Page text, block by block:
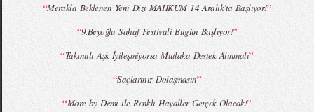
“Merakla Beklenen Yeni Dizi MAHKUM 14 Aralık’ta Başlıyor!”
“9.Beyoğlu Sahaf Festivali Bugün Başlıyor!”
“Takıntılı Aşk İyileşmiyorsa Mutlaka Destek Alınmalı”
“Saçlarınız Dolaşmasın”
“More by Demi ile Renkli Hayaller Gerçek Olacak!”